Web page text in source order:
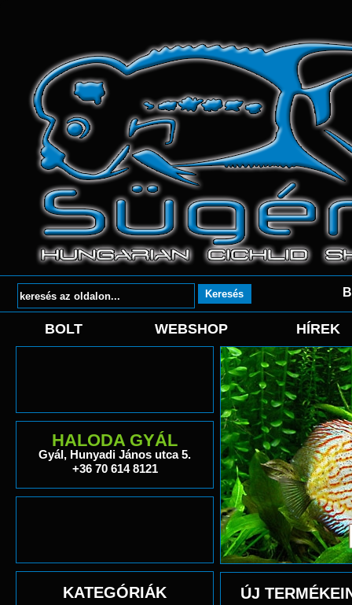
BOLT WEBSHOP HÍREK
HALODA GYÁL
Gyál, Hunyadi János utca 5.
+36 70 614 8121
KATEGÓRIÁK ÚJ